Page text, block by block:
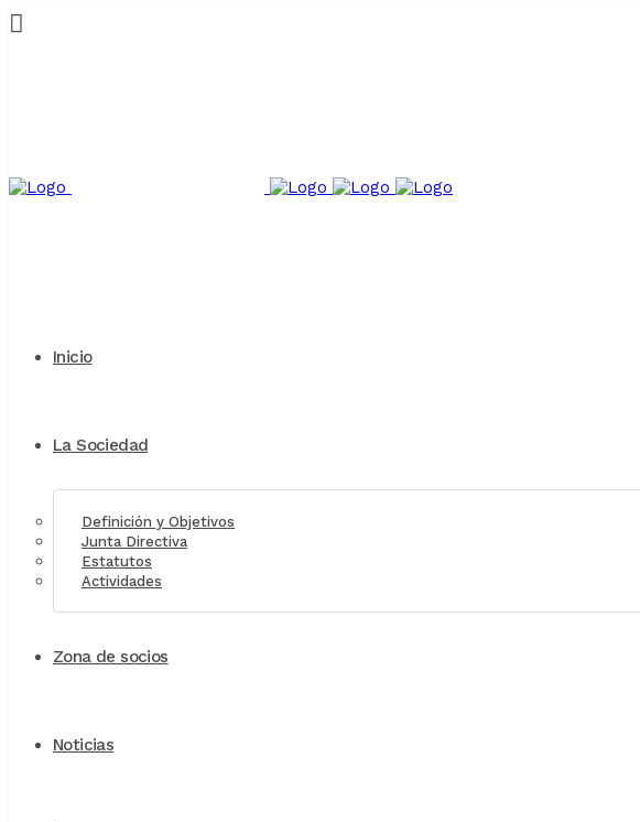
Inicio
La Sociedad
Definición y Objetivos
Junta Directiva
Estatutos
Actividades
Zona de socios
Noticias